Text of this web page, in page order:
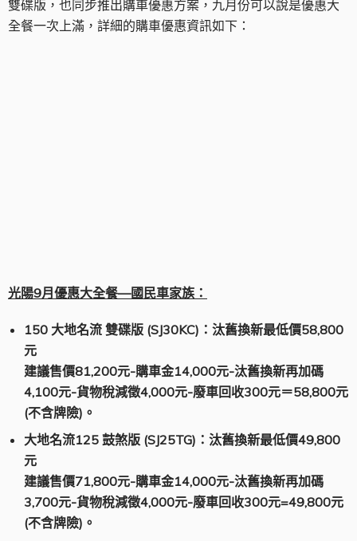
雙碟版，也同步推出購車優惠方案，九月份可以說是優惠大
全餐一次上滿，詳細的購車優惠資訊如下：
光陽9月優惠大全餐—國民車家族：
150 大地名流 雙碟版 (SJ30KC)：汰舊換新最低價58,800
元
建議售價81,200元-購車金14,000元-汰舊換新再加碼
4,100元-貨物稅減徵4,000元-廢車回收300元＝58,800元
(不含牌險)。
大地名流125 鼓煞版 (SJ25TG)：汰舊換新最低價49,800
元
建議售價71,800元-購車金14,000元-汰舊換新再加碼
3,700元-貨物稅減徵4,000元-廢車回收300元=49,800元
(不含牌險)。